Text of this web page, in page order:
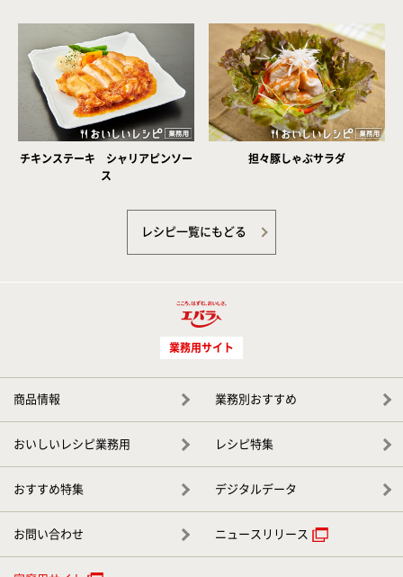
チキンステーキ シャリアピンソー
ス
担々豚しゃぶサラダ
レシピ一覧にもどる
業務用サイト
商品情報 業務別おすすめ
おいしいレシピ業務用 レシピ特集
おすすめ特集 デジタルデータ
お問い合わせ ニュースリリース